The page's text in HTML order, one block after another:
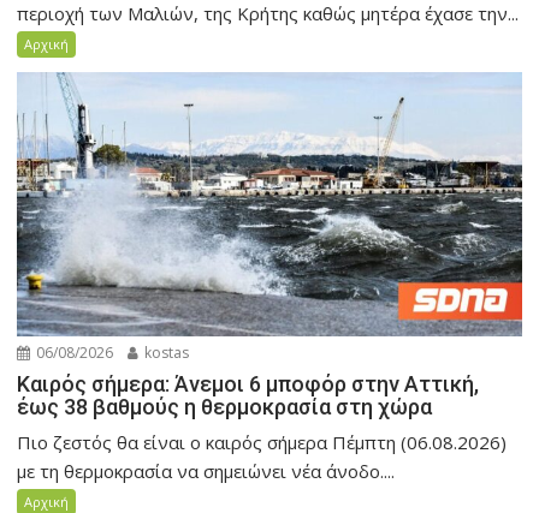
περιοχή των Μαλιών, της Κρήτης καθώς μητέρα έχασε την...
Αρχική
06/08/2026 kostas
Καιρός σήμερα: Άνεμοι 6 μποφόρ στην Αττική,
έως 38 βαθμούς η θερμοκρασία στη χώρα
Πιο ζεστός θα είναι ο καιρός σήμερα Πέμπτη (06.08.2026)
με τη θερμοκρασία να σημειώνει νέα άνοδο....
Αρχική